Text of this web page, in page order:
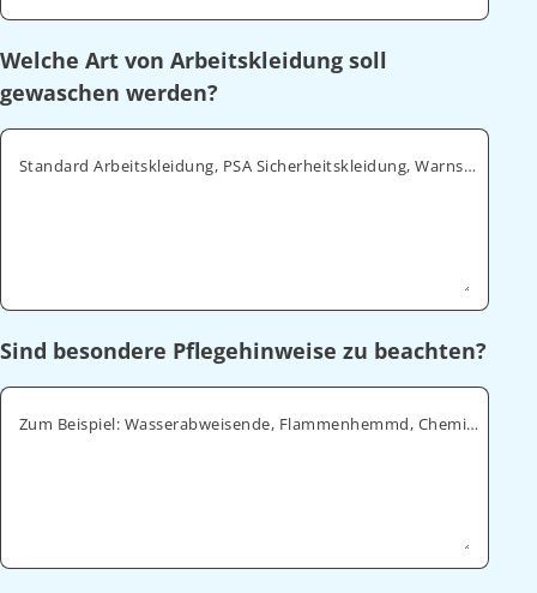
Welche Art von Arbeitskleidung soll
gewaschen werden?
Standard Arbeitskleidung, PSA Sicherheitskleidung, Warnschutz, ESD
Sind besondere Pflegehinweise zu beachten?
Zum Beispiel: Wasserabweisende, Flammenhemmd, Chemikalienabweisende